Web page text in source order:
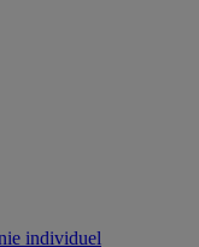
individuel